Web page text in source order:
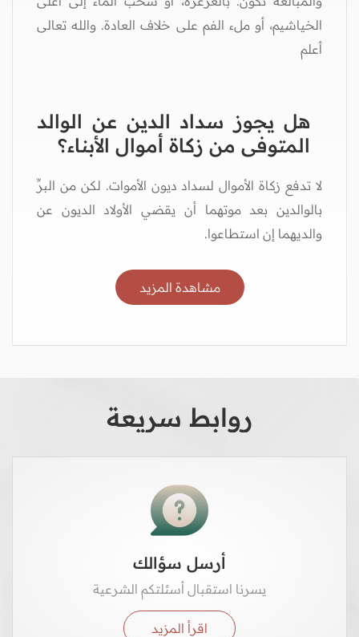
الخياشيم، أو ملء الفم على خلاف العادة. والله تعالى
أعلم
هل يجوز سداد الدين عن الوالد
المتوفى من زكاة أموال الأبناء؟
لا تدفع زكاة الأموال لسداد ديون الأموات. لكن من البرِّ
بالوالدين بعد موتهما أن يقضي الأولاد الديون عن
والديهما إن استطاعوا.
مشاهدة المزيد
روابط سريعة
أرسل سؤالك
يسرنا استقبال أسئلتكم الشرعية
اقرأ المزيد